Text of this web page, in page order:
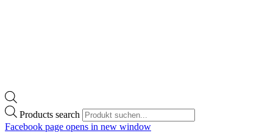
Products search
Facebook page opens in new window